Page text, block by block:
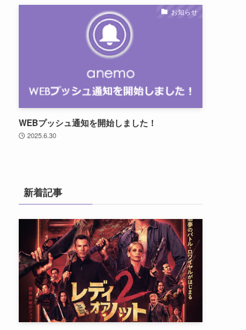
お知らせ
WEBプッシュ通知を開始しました！
2025.6.30
新着記事